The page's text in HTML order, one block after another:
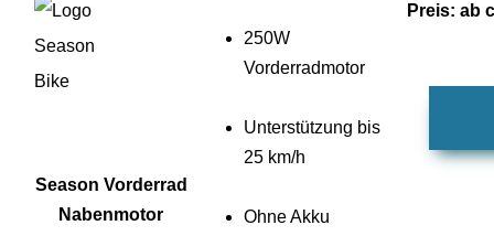
Season Vorderrad
Nabenmotor
250W
Vorderradmotor
Unterstützung bis
25 km/h
Ohne Akku
Preis: ab